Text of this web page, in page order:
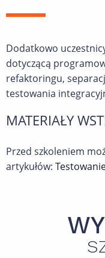
Dodatkowo
dotyczącą
refaktoringu,
testowania
MATERIAŁY
Przed szkoleniem
artykułów: